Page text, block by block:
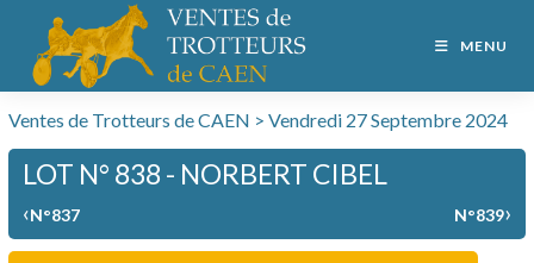
MENU
Ventes de Trotteurs de CAEN > Vendredi 27 Septembre 2024
LOT N° 838 - NORBERT CIBEL
‹N°837 N°839›